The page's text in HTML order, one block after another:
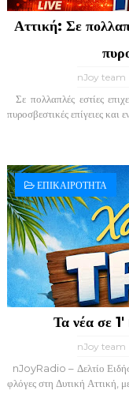
Αττική: Σε
nJoy team
Σε πολλαπλές εστίες
πυροσβεστικές επίγειες και
ΕΠΙΚΑΙΡΟΤΗΤΑ
Τα νέα σε
nJoy team
nJoyRadio – Δελτίο
φλόγες στη Δυτική Αττική,